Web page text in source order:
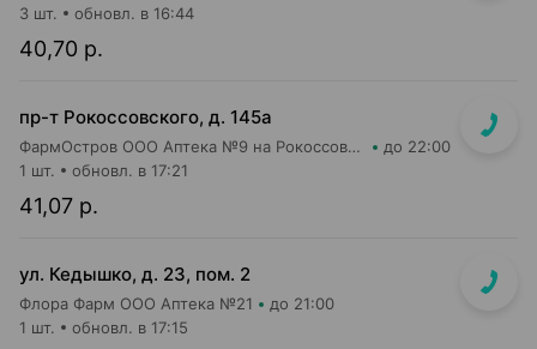
40,70 р.
3 шт. обновл. в 16:44
пр-т Рокоссовского, д. 145а
ФармОстров ООО Аптека №9 на Рокоссовского до 22:00
41,07 р.
1 шт. обновл. в 17:21
ул. Кедышко, д. 23, пом. 2
Флора Фарм ООО Аптека №21 до 21:00
1 шт. обновл. в 17:15